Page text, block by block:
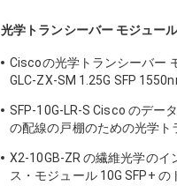
光学トランシーバー モジュー
Ciscoの光学トランシーバー
GLC-ZX-SM 1.25G SFP
SFP-10G-LR-S Cisco のデー
の配線の戸棚のための光学ト
X2-10GB-ZR の繊維光学のイ
ス・モジュール 10G SFP+ の